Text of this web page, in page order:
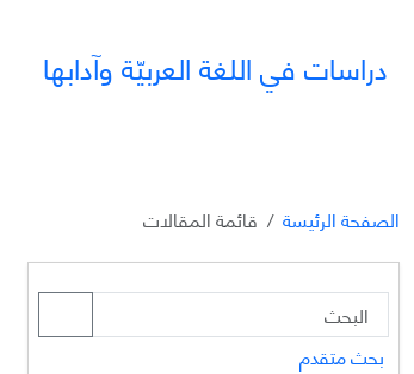
دراسات في اللغة العربيّة وآدابها
الصفحة الرئيسة
قائمة المقالات
بحث متقدم